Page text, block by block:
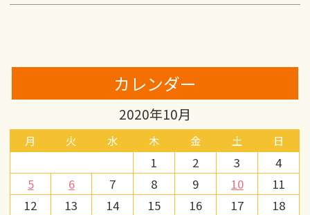
カレンダー
2020年10月
月 火 水 木 金 土 日
1 2 3
4
5
6 7 8 9 10
11
12
13 14 15 16 17
18